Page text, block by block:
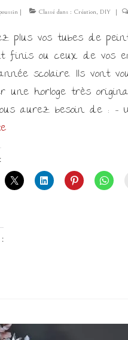
| Classé dans : Création DIY |
plus vos tubes de
finis ou ceux de vos
scolaire. Ils vont
une horloge très
aurez besoin de : –
: